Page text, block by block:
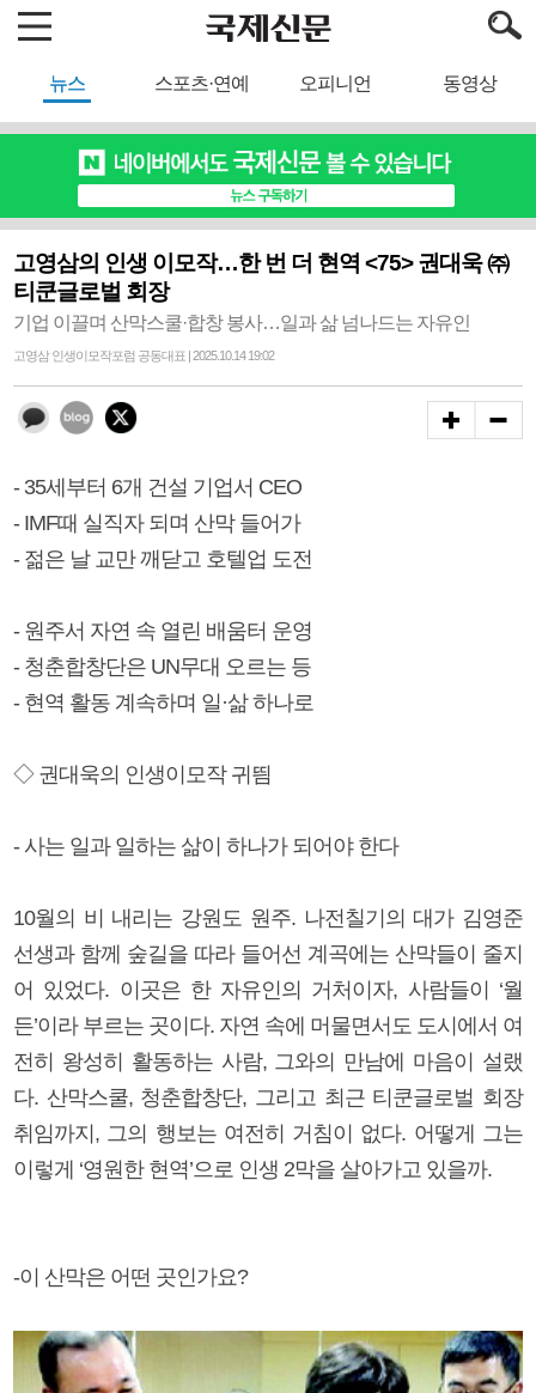
뉴스 스포츠·연예 오피니언 동영상
고영삼의 인생 이모작…한 번 더 현역 <75> 권대욱 ㈜
티쿤글로벌 회장
기업 이끌며 산막스쿨·합창 봉사…일과 삶 넘나드는 자유인
고영삼 인생이모작포럼 공동대표 | 2025.10.14 19:02
- 35세부터 6개 건설 기업서 CEO
- IMF때 실직자 되며 산막 들어가
- 젊은 날 교만 깨닫고 호텔업 도전
- 원주서 자연 속 열린 배움터 운영
- 청춘합창단은 UN무대 오르는 등
- 현역 활동 계속하며 일·삶 하나로
◇ 권대욱의 인생이모작 귀띔
- 사는 일과 일하는 삶이 하나가 되어야 한다
10월의 비 내리는 강원도 원주. 나전칠기의 대가 김영준
선생과 함께 숲길을 따라 들어선 계곡에는 산막들이 줄지
어 있었다. 이곳은 한 자유인의 거처이자, 사람들이 ‘월
든’이라 부르는 곳이다. 자연 속에 머물면서도 도시에서 여
전히 왕성히 활동하는 사람, 그와의 만남에 마음이 설랬
다. 산막스쿨, 청춘합창단, 그리고 최근 티쿤글로벌 회장
취임까지, 그의 행보는 여전히 거침이 없다. 어떻게 그는
이렇게 ‘영원한 현역’으로 인생 2막을 살아가고 있을까.
-이 산막은 어떤 곳인가요?